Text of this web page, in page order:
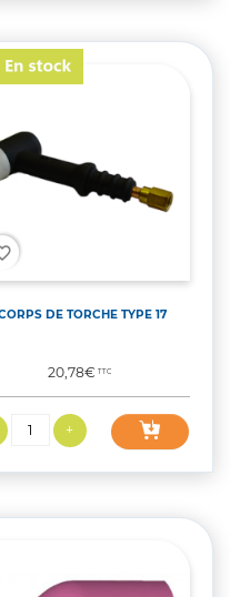
DE TORCHE TYPE 17
Prix
20,78€TTC